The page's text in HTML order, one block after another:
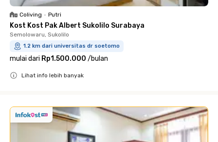
Coliving • Putri
Kost Kost Pak Albert Sukolilo Surabaya
Semolowaru, Sukolilo
1.2 km dari universitas dr soetomo
mulai dari Rp1.500.000 /bulan
Lihat info lebih banyak